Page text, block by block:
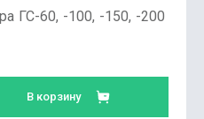
ГС-60, -100, -150, -200
В корзину